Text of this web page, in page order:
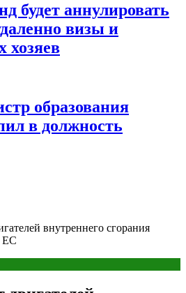
будет аннулировать
визы и
хозяев
образования
в должность
внутреннего сгорания
ЕС